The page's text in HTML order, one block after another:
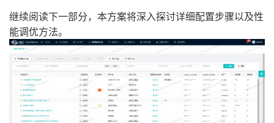
继续阅读下一部分，本方案将深入探讨详细配置步骤以及性
能调优方法。